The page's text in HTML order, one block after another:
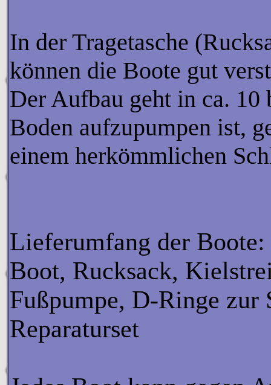
In der Tragetasche
können die Boote gut
Der Aufbau geht in ca.
Boden aufzupumpen ist,
einem herkömmlichen
Lieferumfang der Boote:
Boot, Rucksack,
Fußpumpe, D-Ringe
Reparaturset